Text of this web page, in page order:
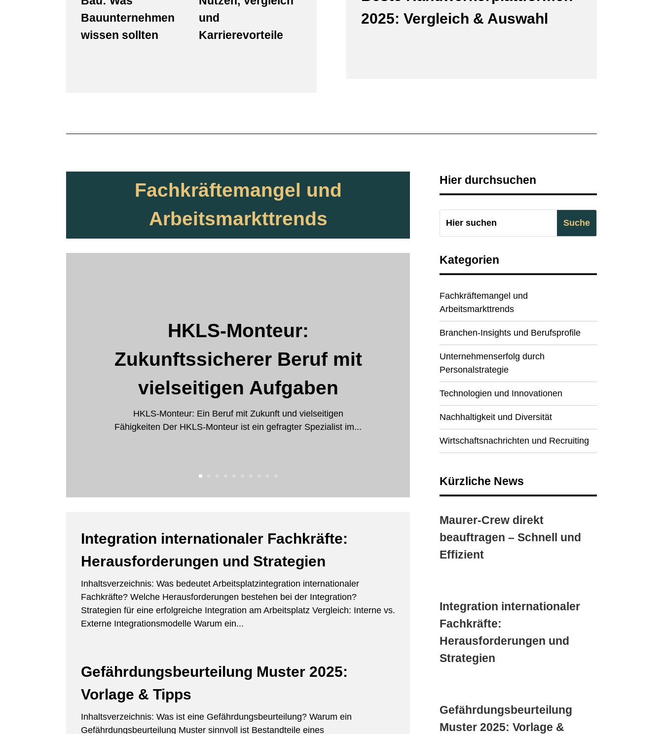
Bauunternehmen
wissen sollten
und
Karrierevorteile
2025: Vergleich & Auswahl
Fachkräftemangel und
Arbeitsmarkttrends
HKLS-Monteur:
Zukunftssicherer Beruf mit
vielseitigen Aufgaben
HKLS-Monteur: Ein Beruf mit Zukunft und vielseitigen
Fähigkeiten Der HKLS-Monteur ist ein gefragter Spezialist im...
Integration internationaler Fachkräfte:
Herausforderungen und Strategien
Inhaltsverzeichnis: Was bedeutet Arbeitsplatzintegration internationaler
Fachkräfte? Welche Herausforderungen bestehen bei der Integration?
Strategien für eine erfolgreiche Integration am Arbeitsplatz Vergleich: Interne vs.
Externe Integrationsmodelle Warum ein...
Gefährdungsbeurteilung Muster 2025:
Vorlage & Tipps
Inhaltsverzeichnis: Was ist eine Gefährdungsbeurteilung? Warum ein
Gefährdungsbeurteilung Muster sinnvoll ist Bestandteile eines
Hier durchsuchen
Kategorien
Fachkräftemangel und
Arbeitsmarkttrends
Branchen-Insights und Berufsprofile
Unternehmenserfolg durch
Personalstrategie
Technologien und Innovationen
Nachhaltigkeit und Diversität
Wirtschaftsnachrichten und Recruiting
Kürzliche News
Maurer-Crew direkt
beauftragen – Schnell und
Effizient
Integration internationaler
Fachkräfte:
Herausforderungen und
Strategien
Gefährdungsbeurteilung
Muster 2025: Vorlage &